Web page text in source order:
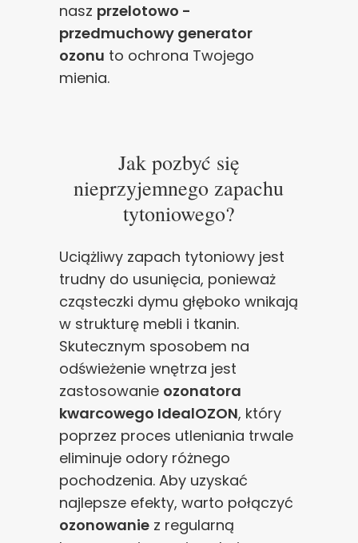
nasz przelotowo -
przedmuchowy generator
ozonu to ochrona Twojego
mienia.
Jak pozbyć się
nieprzyjemnego zapachu
tytoniowego?
Uciążliwy zapach tytoniowy jest
trudny do usunięcia, ponieważ
cząsteczki dymu głęboko wnikają
w strukturę mebli i tkanin.
Skutecznym sposobem na
odświeżenie wnętrza jest
zastosowanie ozonatora
kwarcowego IdealOZON, który
poprzez proces utleniania trwale
eliminuje odory różnego
pochodzenia. Aby uzyskać
najlepsze efekty, warto połączyć
ozonowanie z regularną